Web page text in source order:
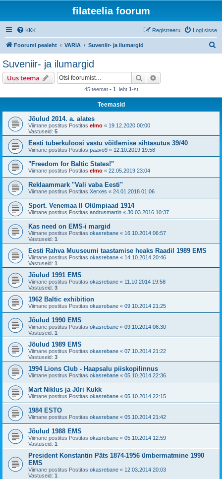
filateelia foorum
KKK Logi sisse
Registreeru
Foorumi pealeht VARIA Suveniir- ja ilumargid
Suveniir- ja ilumargid
Uus teema Otsi
45 teemat • 1 . leht 1-st
Teemasid
Jõulud 2014. a. alates
Viimane postitus Postitas elmo « 19.12.2020 00:00
Vastuseid: 5
Eesti tuberkuloosi vastu võitlemise sihtasutus 39/40
Viimane postitus Postitas paavo9 « 12.10.2019 19:58
"Freedom for Baltic States!"
Viimane postitus Postitas elmo « 22.05.2019 23:04
Reklaammark "Vali vaba Eesti"
Viimane postitus Postitas Xerxes « 24.01.2018 01:06
Sport. Venemaa II Olümpiaad 1914
Viimane postitus Postitas andrusmartin « 30.03.2016 10:37
Kas need on EMS-i margid
Viimane postitus Postitas okasrebane « 16.10.2014 06:57
Vastuseid: 1
Eesti Rahva Muuseumi taastamise heaks Raadil 1989 EMS
Viimane postitus Postitas okasrebane « 14.10.2014 20:46
Vastuseid: 1
Jõulud 1991 EMS
Viimane postitus Postitas okasrebane « 11.10.2014 19:58
Vastuseid: 3
1962 Baltic exhibition
Viimane postitus Postitas okasrebane « 09.10.2014 21:25
Jõulud 1990 EMS
Viimane postitus Postitas okasrebane « 09.10.2014 06:30
Vastuseid: 1
Jõulud 1989 EMS
Viimane postitus Postitas okasrebane « 07.10.2014 21:22
Vastuseid: 3
1994 Lions Club - Haapsalu piiskopilinnus
Viimane postitus Postitas okasrebane « 05.10.2014 22:36
Mart Niklus ja Jüri Kukk
Viimane postitus Postitas okasrebane « 05.10.2014 22:15
1984 ESTO
Viimane postitus Postitas okasrebane « 05.10.2014 21:42
Jõulud 1988 EMS
Viimane postitus Postitas okasrebane « 05.10.2014 12:59
Vastuseid: 1
President Konstantin Päts 1874-1956 ümbermatmine 1990
EMS
Viimane postitus Postitas okasrebane « 12.03.2014 20:03
Vastuseid: 1